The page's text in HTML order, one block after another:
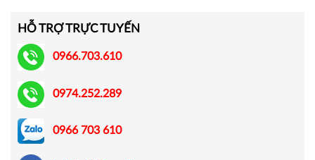
HỖ TRỢ TRỰC TUYẾN
0966.703.610
0974.252.289
0966 703 610